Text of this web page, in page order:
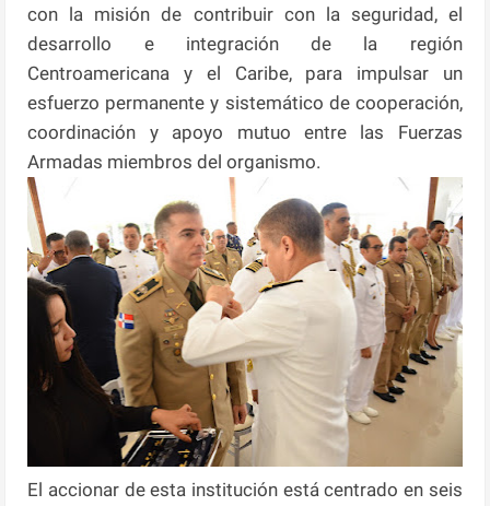
con la misión de contribuir con la seguridad, el
desarrollo e integración de la región
Centroamericana y el Caribe, para impulsar un
esfuerzo permanente y sistemático de cooperación,
coordinación y apoyo mutuo entre las Fuerzas
Armadas miembros del organismo.
El accionar de esta institución está centrado en seis